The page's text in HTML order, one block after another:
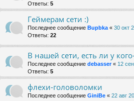
Ответы: 5
Геймерам сети :)
Последнее сообщение Bupbka « 30 окт
Ответы: 22
В нашей сети, есть ли у
Последнее сообщение debasser« 12
Ответы: 5
флехи-головоломки
Последнее сообщение GiniBe « 22 авг